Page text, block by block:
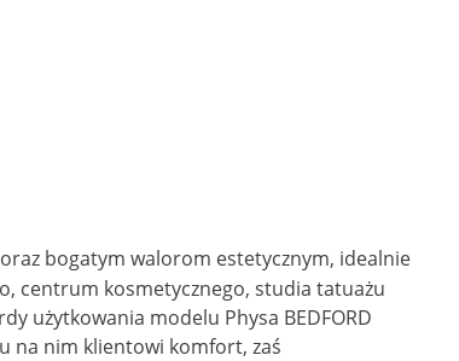
bogatym walorom estetycznym, idealnie
centrum kosmetycznego, studia tatuażu
użytkowania modelu Physa BEDFORD
na nim klientowi komfort, zaś